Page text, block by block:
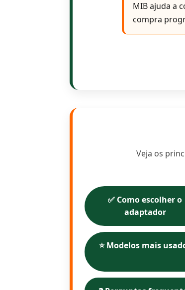
MIB ajuda a
compra
Veja os
✅ Como escolher o
adaptador
⭐ Modelos mais